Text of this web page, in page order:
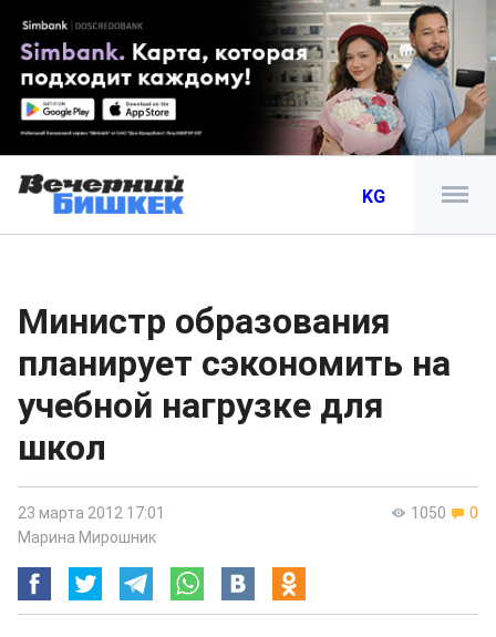
KG
Министр образования
планирует сэкономить на
учебной нагрузке для
школ
1050 0
23 марта 2012 17:01
Марина Мирошник